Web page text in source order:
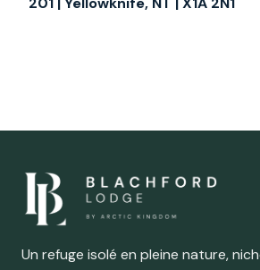
Un refuge isolé en pleine nature,